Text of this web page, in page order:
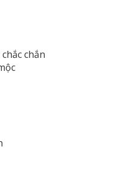
chắn